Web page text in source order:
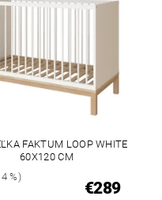
FAKTUM LOOP WHITE
60X120 CM
%)
€289